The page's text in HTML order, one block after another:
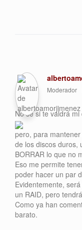
Moderador
No sé si te valdrá mi
pero, para
de los discos duros,
BORRAR lo que no
Eso me permite
poder hacer un par
Evidentemente,
un RAID, pero
Como ya han
barato.